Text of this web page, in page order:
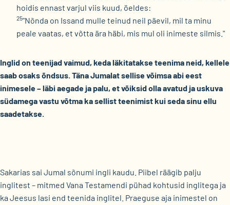
hoidis ennast varjul viis kuud, öeldes:
25"Nõnda on Issand mulle teinud neil päevil, mil ta minu
peale vaatas, et võtta ära häbi, mis mul oli inimeste silmis."
Inglid on teenijad vaimud, keda läkitatakse teenima neid, kellele
saab osaks õndsus. Täna Jumalat sellise võimsa abi eest
inimesele – läbi aegade ja palu, et võiksid olla avatud ja uskuva
südamega vastu võtma ka sellist teenimist kui seda sinu ellu
saadetakse.
Sakarias sai Jumal sõnumi ingli kaudu. Piibel räägib palju
inglitest – mitmed Vana Testamendi pühad kohtusid inglitega ja
ka Jeesus lasi end teenida inglitel. Praeguse aja inimestel on